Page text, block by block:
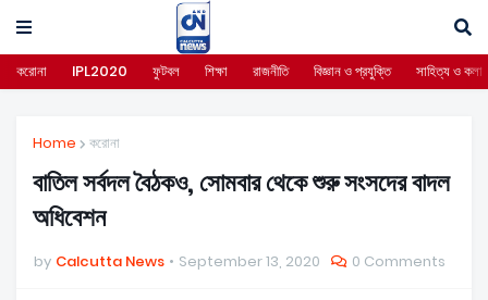
করোনা IPL2020 ফুটবল শিক্ষা রাজনীতি বিজ্ঞান ও প্রযুক্তি সাহিত্য ও কলা
Home করোনা
বাতিল সর্বদল বৈঠকও, সোমবার থেকে শুরু সংসদের বাদল
অধিবেশন
by Calcutta News September 13, 2020 0 Comments